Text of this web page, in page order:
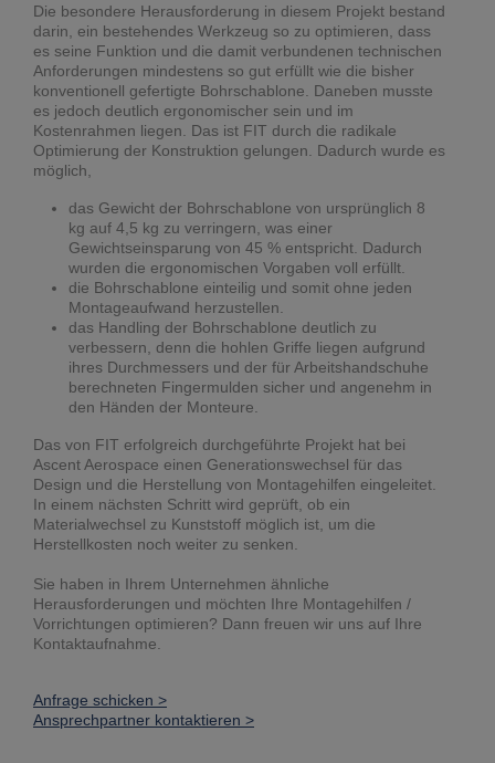
Die besondere Herausforderung in diesem Projekt bestand
darin, ein bestehendes Werkzeug so zu optimieren, dass
es seine Funktion und die damit verbundenen technischen
Anforderungen mindestens so gut erfüllt wie die bisher
konventionell gefertigte Bohrschablone. Daneben musste
es jedoch deutlich ergonomischer sein und im
Kostenrahmen liegen. Das ist FIT durch die radikale
Optimierung der Konstruktion gelungen. Dadurch wurde es
möglich,
das Gewicht der Bohrschablone von ursprünglich 8
kg auf 4,5 kg zu verringern, was einer
Gewichtseinsparung von 45 % entspricht. Dadurch
wurden die ergonomischen Vorgaben voll erfüllt.
die Bohrschablone einteilig und somit ohne jeden
Montageaufwand herzustellen.
das Handling der Bohrschablone deutlich zu
verbessern, denn die hohlen Griffe liegen aufgrund
ihres Durchmessers und der für Arbeitshandschuhe
berechneten Fingermulden sicher und angenehm in
den Händen der Monteure.
Das von FIT erfolgreich durchgeführte Projekt hat bei
Ascent Aerospace einen Generationswechsel für das
Design und die Herstellung von Montagehilfen eingeleitet.
In einem nächsten Schritt wird geprüft, ob ein
Materialwechsel zu Kunststoff möglich ist, um die
Herstellkosten noch weiter zu senken.
Sie haben in Ihrem Unternehmen ähnliche
Herausforderungen und möchten Ihre Montagehilfen /
Vorrichtungen optimieren? Dann freuen wir uns auf Ihre
Kontaktaufnahme.
Anfrage schicken >
Ansprechpartner kontaktieren >